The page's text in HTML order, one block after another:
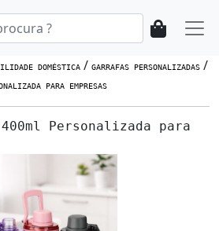
DOMÉSTICA / GARRAFAS PERSONALIZADAS /
PARA EMPRESAS
Personalizada para